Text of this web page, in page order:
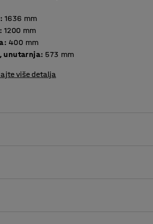
: 1636 mm
: 1200 mm
: 400 mm
unutarnja: 573 mm
više detalja
materijala i osobnih predmeta.